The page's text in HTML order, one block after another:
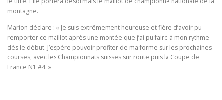
montagne.
Marion déclare : « Je suis extrêmement heureuse et fière d’avoir pu
remporter ce maillot après une montée que j’ai pu faire à mon rythme
dès le début. J’espère pouvoir profiter de ma forme sur les prochaines
courses, avec les Championnats suisses sur route puis la Coupe de
France N1 #4. »